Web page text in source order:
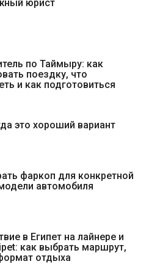
юрист
по Таймыру: как
поездку, что
и как подготовиться
это хороший вариант
фаркоп для конкретной
автомобиля
в Египет на лайнере и
как выбрать маршрут,
отдыха